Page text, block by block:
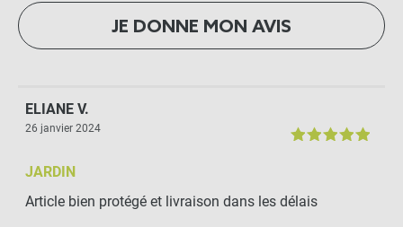
JE DONNE MON AVIS
ELIANE V.
26 janvier 2024
JARDIN
Article bien protégé et livraison dans les délais